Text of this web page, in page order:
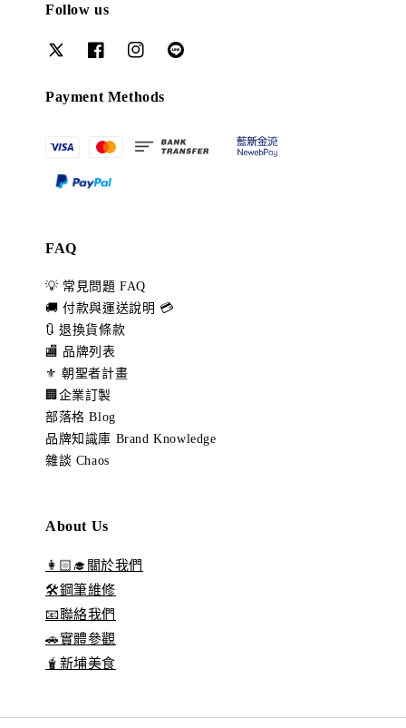
Follow us
Payment Methods
FAQ
💡 常見問題 FAQ
🚚 付款與運送說明 💳
🔃 退換貨條款
🏬 品牌列表
⚜️ 朝聖者計畫
🏢企業訂製
部落格 Blog
品牌知識庫 Brand Knowledge
雜談 Chaos
About Us
👩🏻‍🎓關於我們
🛠️鋼筆維修
📧聯絡我們
🚗實體參觀
🧋新埔美食